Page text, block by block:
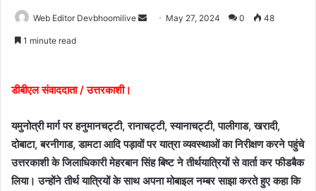
Web Editor Devbhoomilive
Send May 27, 2024 0 48
1 minute read
डीबीएल संवाददाता / उत्तरकाशी।
यमुनोत्री मार्ग पर हनुमानचट्टी, रानाचट्टी, स्यानाचट्टी, पालीगाड, खरादी,
दोबाटा, बरनीगाड, डामटा आदि पड़ावों पर यात्रा व्यवस्थाओं का निरीक्षण करने पहुंचे
उत्तरकाशी के जिलाधिकारी मेहरबान सिंह बिष्ट ने तीर्थयात्रियों से वार्ता कर फीडबैक
लिया। उन्होंने तीर्थ यात्रियों के साथ अपना मोबाइल नम्बर साझा करते हुए कहा कि